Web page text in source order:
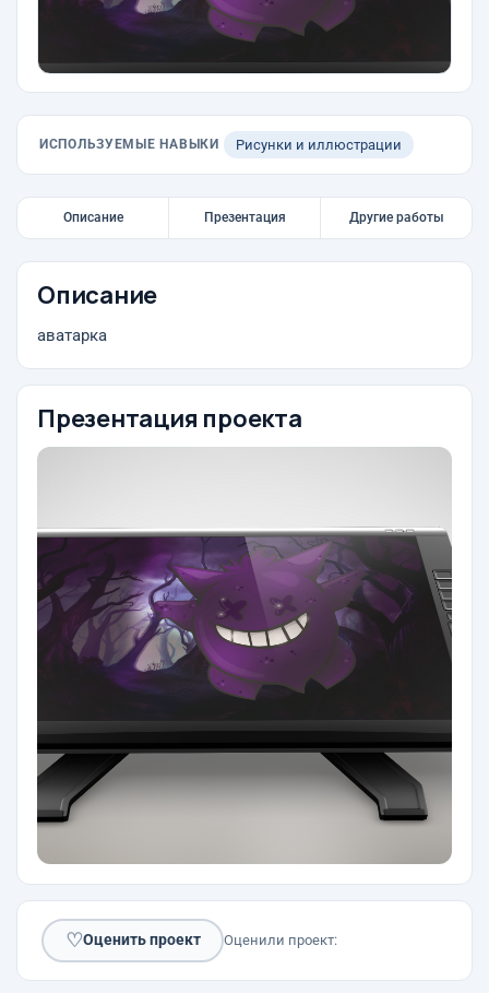
ИСПОЛЬЗУЕМЫЕ НАВЫКИ Рисунки и иллюстрации
Описание Презентация Другие работы
Описание
аватарка
Презентация проекта
♡Оценить проект Оценили проект: